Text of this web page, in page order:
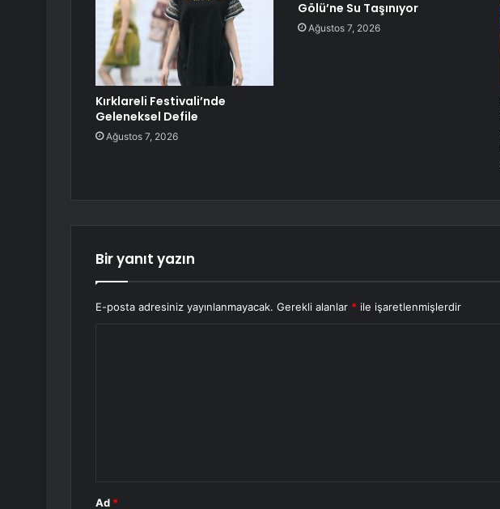
Kırklareli Festivali’nde
Geleneksel Defile
Ağustos 7, 2026
Gölü’ne Su Taşınıyor
Ağustos 7, 2026
Bir yanıt yazın
E-posta adresiniz yayınlanmayacak. Gerekli alanlar * ile işaretlenmişlerdir
Ad *